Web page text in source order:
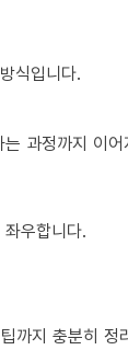
식입니다.
과정까지 이어
우합니다.
까지 충분히 정